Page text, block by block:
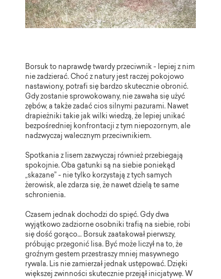
Borsuk to naprawdę twardy przeciwnik - lepiej z nim
nie zadzierać. Choć z natury jest raczej pokojowo
nastawiony, potrafi się bardzo skutecznie obronić.
Gdy zostanie sprowokowany, nie zawaha się użyć
zębów, a także zadać cios silnymi pazurami. Nawet
drapieżniki takie jak wilki wiedzą, że lepiej unikać
bezpośredniej konfrontacji z tym niepozornym, ale
nadzwyczaj walecznym przeciwnikiem.
Spotkania z lisem zazwyczaj również przebiegają
spokojnie. Oba gatunki są na siebie poniekąd
„skazane” - nie tylko korzystają z tych samych
żerowisk, ale zdarza się, że nawet dzielą te same
schronienia.
Czasem jednak dochodzi do spięć. Gdy dwa
wyjątkowo zadziorne osobniki trafią na siebie, robi
się dość gorąco… Borsuk zaatakował pierwszy,
próbując przegonić lisa. Być może liczył na to, że
groźnym gestem przestraszy mniej masywnego
rywala. Lis nie zamierzał jednak ustępować. Dzięki
większej zwinności skutecznie przejął inicjatywę. W